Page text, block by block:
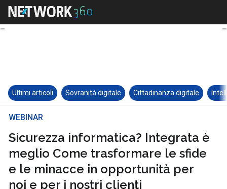
Ultimi articoli Sovranità digitale Cittadinanza digitale
WEBINAR
Sicurezza informatica? Integrata è
meglio Come trasformare le sfide
e le minacce in opportunità per
noi e per i nostri clienti